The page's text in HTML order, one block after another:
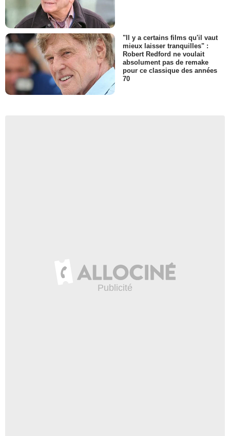
"Il y a certains films qu'il vaut
mieux laisser tranquilles" :
Robert Redford ne voulait
absolument pas de remake
pour ce classique des années
70